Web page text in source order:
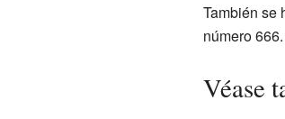
También se
número
Véase